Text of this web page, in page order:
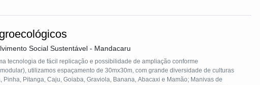
assim como, a capacitação dos beneficiários quanto ao conhecimento das
saúde, inclusão social e viabilizar a geração de emprego e renda. Cada Quintal
Social Sustentável - Mandacaru
tecnologia de fácil replicação e possibilidade de ampliação conforme
utilizamos espaçamento de 30mx30m, com grande diversidade de culturas
Pitanga, Caju, Goiaba, Graviola, Banana, Abacaxi e Mamão; Manivas de